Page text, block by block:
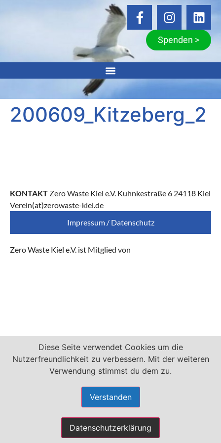
Spenden >
200609_Kitzeberg_2
KONTAKT Zero Waste Kiel e.V. Kuhnkestraße 6 24118 Kiel
Verein(at)zerowaste-kiel.de
Impressum / Datenschutz
Zero Waste Kiel e.V. ist Mitglied von
Diese Seite verwendet Cookies um die
Nutzerfreundlichkeit zu verbessern. Mit der weiteren
Verwendung stimmst du dem zu.
Verstanden
Datenschutzerklärung